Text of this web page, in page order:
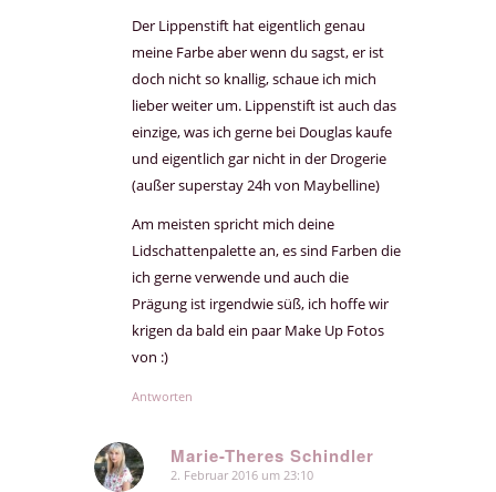
Der Lippenstift hat eigentlich genau
meine Farbe aber wenn du sagst, er ist
doch nicht so knallig, schaue ich mich
lieber weiter um. Lippenstift ist auch das
einzige, was ich gerne bei Douglas kaufe
und eigentlich gar nicht in der Drogerie
(außer superstay 24h von Maybelline)
Am meisten spricht mich deine
Lidschattenpalette an, es sind Farben die
ich gerne verwende und auch die
Prägung ist irgendwie süß, ich hoffe wir
krigen da bald ein paar Make Up Fotos
von :)
Antworten
Marie-Theres Schindler
sagte:
2. Februar 2016 um 23:10